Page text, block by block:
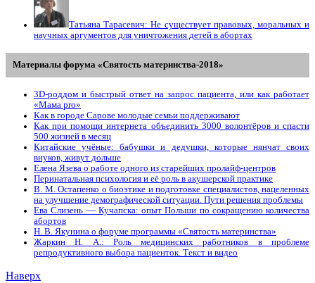
Татьяна Тарасевич: Не существует правовых, моральных и
научных аргументов для уничтожения детей в абортах
Материалы форума «Святость материнства-2018»
3D-роддом и быстрый ответ на запрос пациента, или как работает
«Мама prо»
Как в городе Сарове молодые семьи поддерживают
Как при помощи интернета объединить 3000 волонтёров и спасти
500 жизней в месяц
Китайские учёные: бабушки и дедушки, которые нянчат своих
внуков, живут дольше
Елена Язева о работе одного из старейших пролайф-центров
Перинатальная психология и её роль в акушерской практике
В. М. Остапенко о биоэтике и подготовке специалистов, нацеленных
на улучшение демографической ситуации. Пути решения проблемы
Ева Слизень — Кучапска: опыт Польши по сокращению количества
абортов
Н. В. Якунина о форуме программы «Святость материнства»
Жаркин Н. А.: Роль медицинских работников в проблеме
репродуктивного выбора пациенток. Tекст и видео
Наверх